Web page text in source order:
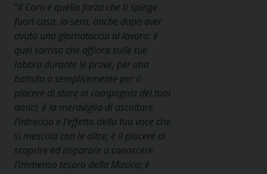
“Il Coro è quella forza che ti spinge
fuori casa, la sera, anche dopo aver
avuto una giornataccia al lavoro; è
quel sorriso che affiora sulle tue
labbra durante le prove, per una
battuta o semplicemente per il
piacere di stare in compagnia dei tuoi
amici; è la meraviglia di ascoltare
l’intreccio e l’effetto della tua voce che
si mescola con le altre; è il piacere di
scoprire ed imparare a conoscere
l’immenso tesoro della Musica; è